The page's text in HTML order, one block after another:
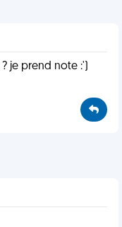
je prend note :')